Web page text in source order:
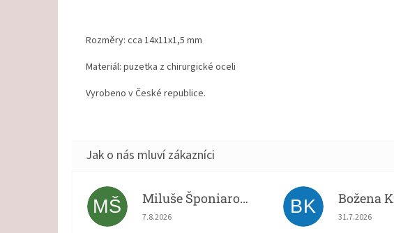
Rozměry: cca 14x11x1,5 mm
Materiál: puzetka z chirurgické oceli
Vyrobeno v České republice.
MŠ Miluše Šponiarová
Hodnocení obchodu je 5 z 5 hvězdiček.
7.8.2026
BK Božena
Hodnocení
31.7.2026